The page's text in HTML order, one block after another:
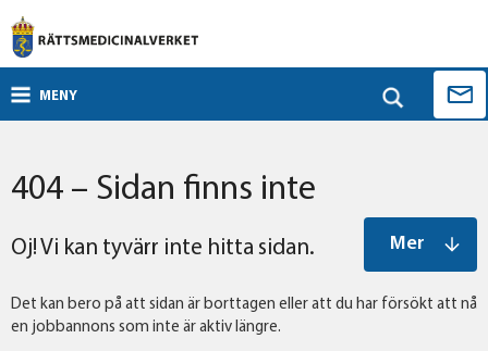
MENY
404 – Sidan finns inte
Mer
Oj! Vi kan tyvärr inte hitta sidan.
Det kan bero på att sidan är borttagen eller att du har försökt att nå
en jobbannons som inte är aktiv längre.